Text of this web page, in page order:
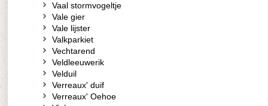
Vaal stormvogeltje
Vale gier
Vale lijster
Valkparkiet
Vechtarend
Veldleeuwerik
Velduil
Verreaux' duif
Verreaux' Oehoe